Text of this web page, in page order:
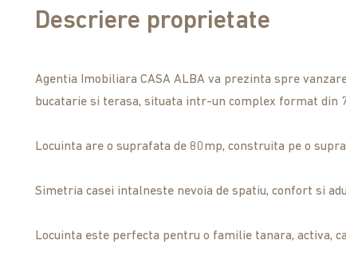
Descriere proprietate
Agentia Imobiliara CASA ALBA va prezinta spre
bucatarie si terasa, situata intr-un complex format din
Locuinta are o suprafata de 80mp, construita pe o
Simetria casei intalneste nevoia de spatiu, confort si
Locuinta este perfecta pentru o familie tanara, activa,